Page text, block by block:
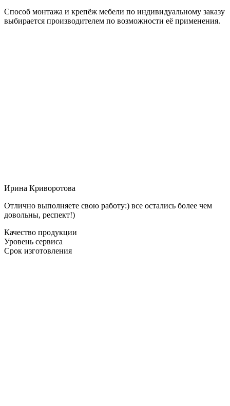
Способ монтажа и крепёж мебели по индивидуальному заказу
выбирается производителем по возможности её применения.
Ирина Криворотова
Отлично выполняете свою работу:) все остались более чем
довольны, респект!)
Качество продукции
Уровень сервиса
Срок изготовления